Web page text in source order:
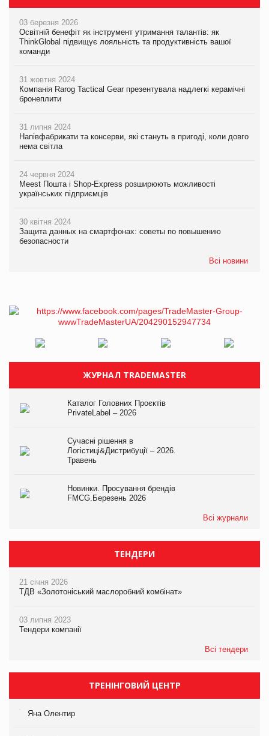
03 березня 2026
Освітній бенефіт як інструмент утримання талантів: як
ThinkGlobal підвищує лояльність та продуктивність вашої
команди
31 жовтня 2024
Компанія Rarog Tactical Gear презентувала надлегкі керамічні
бронеплити
31 липня 2024
Напівфабрикати та консерви, які стануть в пригоді, коли довго
нема світла
24 червня 2024
Meest Пошта і Shop-Express розширюють можливості
українських підприємців
30 квітня 2024
Защита данных на смартфонах: советы по повышению
безопасности
Всі новини
ЖУРНАЛ TRADEMASTER
Каталог Головних Проєктів
PrivateLabel – 2026
Сучасні рішення в
Логістиці&Дистрибуції – 2026.
Травень
Новинки. Просування брендів
FMCG.Березень 2026
Всі журнали
ТЕНДЕРИ
21 січня 2026
ТДВ «Золотоніський маслоробний комбінат»
03 липня 2023
Тендери компанії
Всі тендери
ТРЕНІНГОВИЙ ЦЕНТР
Яна Олентир